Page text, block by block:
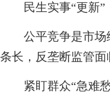
民生实事“更新
公平竞争是市场经
条长，反垄断监管面
紧盯群众“急难愁